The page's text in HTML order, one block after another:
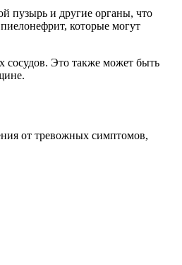
пузырь и другие органы, что
которые могут
сосудов. Это также может быть
от тревожных симптомов,